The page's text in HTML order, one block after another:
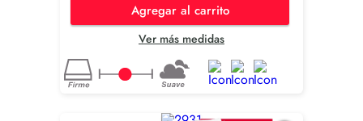
Agregar al carrito
Ver más medidas